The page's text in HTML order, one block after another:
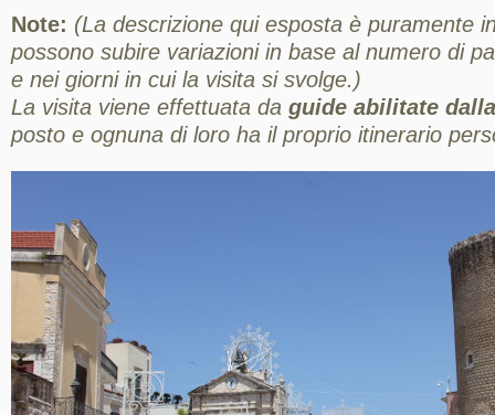
Note: (La descrizione qui esposta è puramente
possono subire variazioni in base al numero di
e nei giorni in cui la visita si svolge.)
La visita viene effettuata da guide abilitate
posto e ognuna di loro ha il proprio itinerario